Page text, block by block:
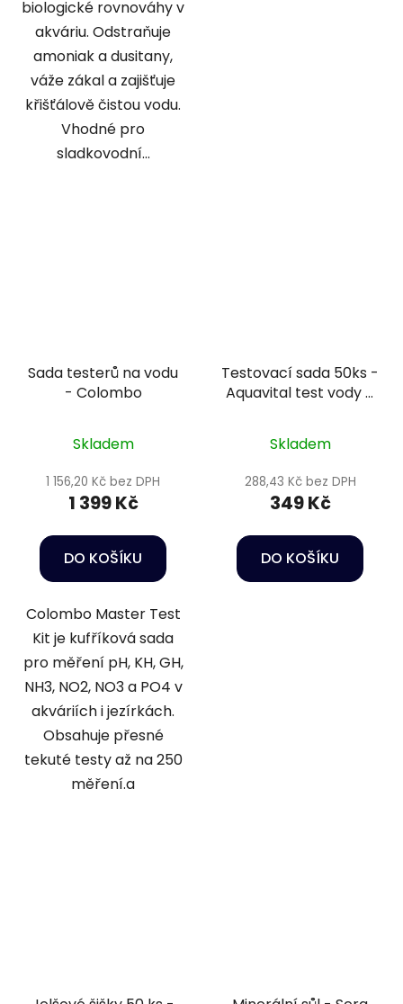
biologické rovnováhy v
akváriu. Odstraňuje
amoniak a dusitany,
váže zákal a zajišťuje
křišťálově čistou vodu.
Vhodné pro
sladkovodní...
Sada testerů na vodu
- Colombo
Skladem
1 156,20 Kč bez DPH
1 399 Kč
DO KOŠÍKU
Colombo Master Test
Kit je kufříková sada
pro měření pH, KH, GH,
NH3, NO2, NO3 a PO4 v
akváriích i jezírkách.
Obsahuje přesné
tekuté testy až na 250
měření.a
Testovací sada 50ks -
Aquavital test vody 6
Skladem
288,43 Kč bez DPH
349 Kč
DO KOŠÍKU